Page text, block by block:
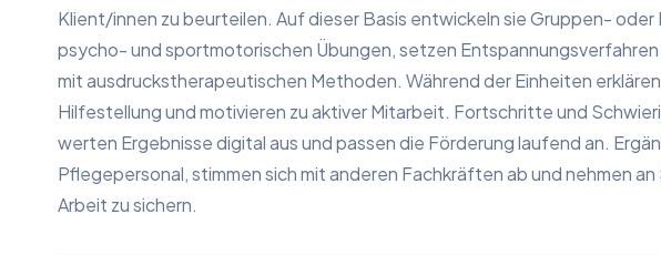
Klient/innen zu beurteilen. Auf dieser Basis entwickeln sie Gruppen-
psycho- und sportmotorischen Übungen, setzen
mit ausdruckstherapeutischen Methoden. Während der Einheiten
Hilfestellung und motivieren zu aktiver Mitarbeit. Fortschritte und
werten Ergebnisse digital aus und passen die Förderung laufend an.
Pflegepersonal, stimmen sich mit anderen Fachkräften ab und nehmen
Arbeit zu sichern.